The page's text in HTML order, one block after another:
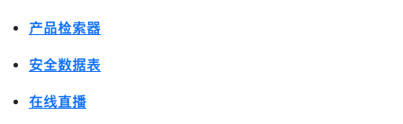
产品检索器
安全数据表
在线直播